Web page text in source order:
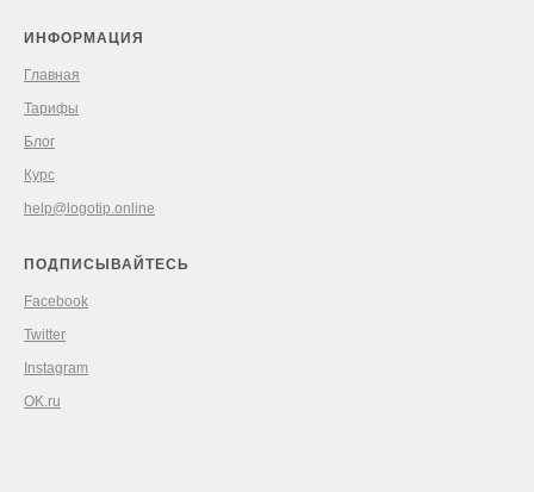
ИНФОРМАЦИЯ
Главная
Тарифы
Блог
Курс
help@logotip.online
ПОДПИСЫВАЙТЕСЬ
Facebook
Twitter
Instagram
OK.ru